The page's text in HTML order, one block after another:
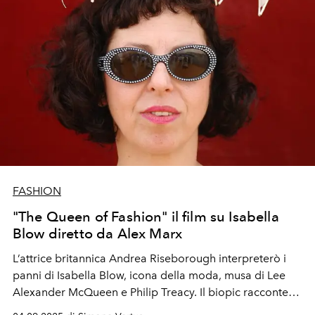
FASHION
"The Queen of Fashion" il film su Isabella
Blow diretto da Alex Marx
L’attrice britannica Andrea Riseborough interpreterò i
panni di Isabella Blow, icona della moda, musa di Lee
Alexander McQueen e Philip Treacy. Il biopic racconterà